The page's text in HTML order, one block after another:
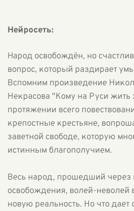
Нейросеть:
Народ освобождён, но
вопрос, который раздирает
Вспомним произведение
Некрасова "Кому на Руси жить
протяжении всего
крепостные крестьяне,
заветной свободе, которую
истинным благополучием.
Весь народ, прошедший через
освобождения, волей-
новую реальность. Но что